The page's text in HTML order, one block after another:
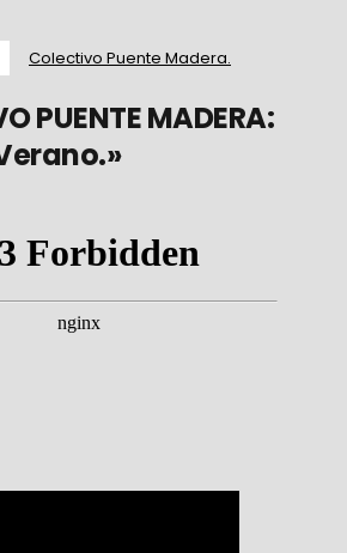
Colectivo Puente Madera.
PUENTE MADERA: